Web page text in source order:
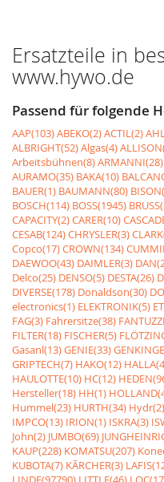
Ersatzteile in
www.hywo.de
Passend für folgende
AAP(103)ABEKO(2)ACTIL(2)
ALBRIGHT(52)Algas(4)
Arbeitsbühnen(8)ARMANNI(28)
AURAMO(35) BAKA(10)
BAUER(1) BAUMANN(80)
BOSCH(114) BOSS(1945)
CAPACITY(2)CARER(10)
CESAB(124)CHRYSLER(3)
Copco(17)CROWN(134)
DAEWOO(43) DAIMLER(3)
Delco(25) DENSO(5) DESTA(26)
DIVERSE(178) Donaldson(30)
electronics(1) ELEKTRONIK(5)
FAG(3) Fahrersitze(38)
FILTER(18) FISCHER(5)
Gasanl(13)GENIE(33)
GRIPTECH(7) HAKO(12)
HAULOTTE(10) HC(12)
Hersteller(18) HH(1)
Hummel(23) HURTH(34) Hydr(2)
IMPCO(13) IRION(1) ISKRA(3)
John(2) JUMBO(69)
KAUP(228) KOMATSU(207)
KUBOTA(7) KÃRCHER(3)